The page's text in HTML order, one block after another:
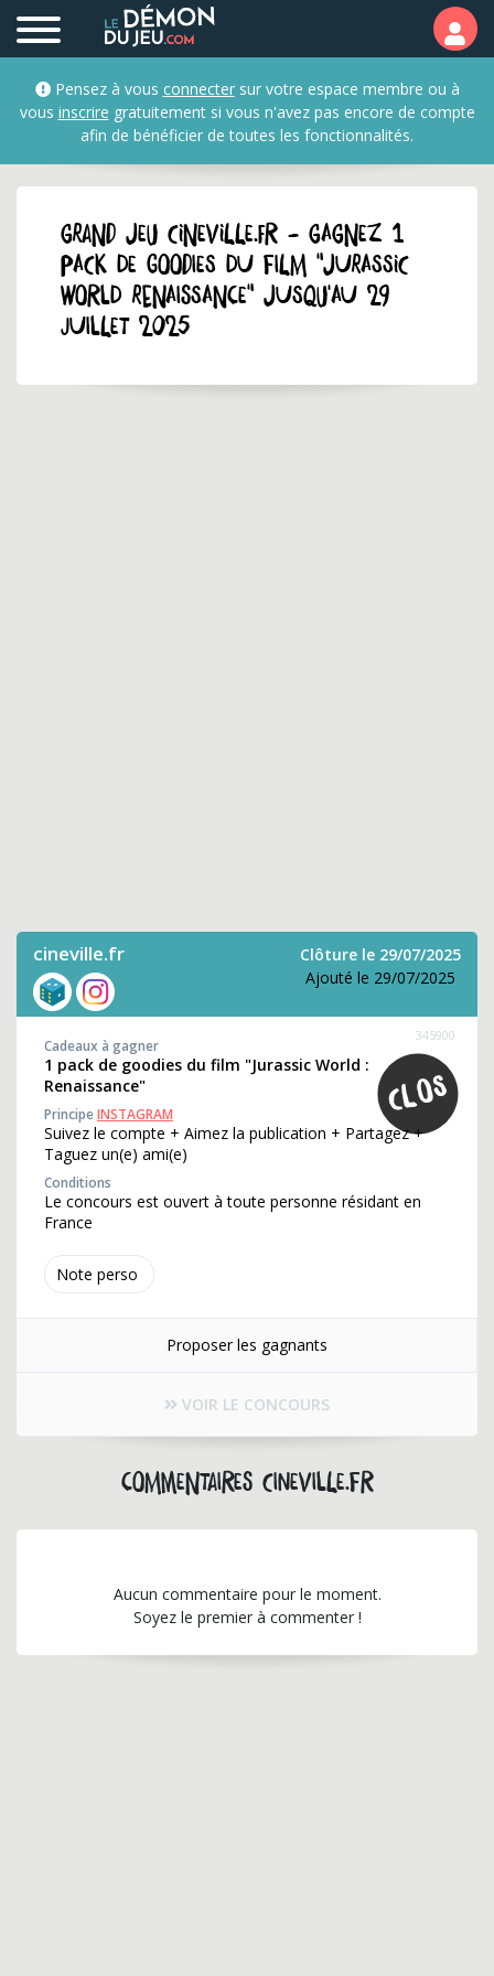
Pensez à vous connectersur votre espace membre ou à
vous inscrire gratuitement si vous n'avez pas encore de compte
afin de bénéficier de toutes les fonctionnalités.
GRAND JEU cineville.fr - Gagnez 1
pack de goodies du film "Jurassic
World Renaissance" jusqu'au 29
juillet 2025
cineville.fr
Clôture le 29/07/2025
Ajouté le 29/07/2025
Note perso
345900
Cadeaux à gagner
1 pack de goodies du film "Jurassic World :
Renaissance"
PrincipeINSTAGRAM
Suivez le compte + Aimez la publication + Partagez +
Taguez un(e) ami(e)
Conditions
Le concours est ouvert à toute personne résidant en
France
Proposer les gagnants
VOIR LE CONCOURS
Commentaires cineville.fr
Aucun commentaire pour le moment.
Soyez le premier à commenter !